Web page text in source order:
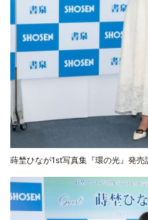
蒔埜ひなが1st写真集『環の光』発売